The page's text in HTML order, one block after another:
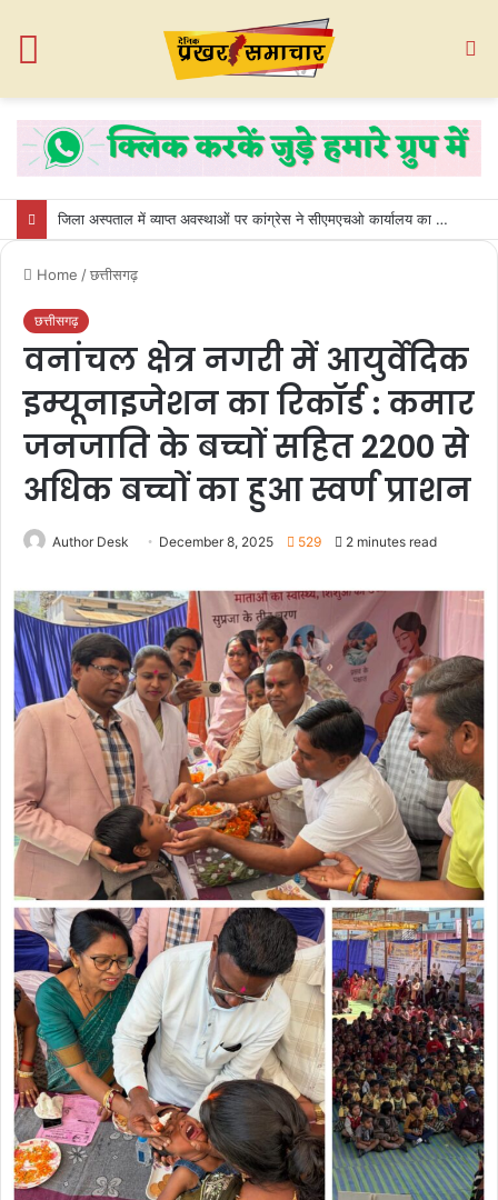
जिला अस्पताल में व्याप्त अवस्थाओं पर कांग्रेस ने सीएमएचओ कार्यालय का किया घेराव
Home /छत्तीसगढ़
छत्तीसगढ़
वनांचल क्षेत्र नगरी में आयुर्वेदिक
इम्यूनाइजेशन का रिकॉर्ड : कमार
जनजाति के बच्चों सहित 2200 से
अधिक बच्चों का हुआ स्वर्ण प्राशन
Author Desk December 8, 2025 529 2 minutes read